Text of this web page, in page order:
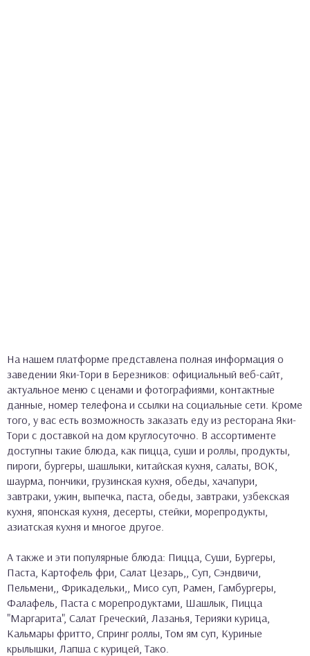
На нашем платформе представлена полная информация о
заведении Яки-Тори в Березников: официальный веб-сайт,
актуальное меню с ценами и фотографиями, контактные
данные, номер телефона и ссылки на социальные сети. Кроме
того, у вас есть возможность заказать еду из ресторана Яки-
Тори с доставкой на дом круглосуточно. В ассортименте
доступны такие блюда, как пицца, суши и роллы, продукты,
пироги, бургеры, шашлыки, китайская кухня, салаты, ВОК,
шаурма, пончики, грузинская кухня, обеды, хачапури,
завтраки, ужин, выпечка, паста, обеды, завтраки, узбекская
кухня, японская кухня, десерты, стейки, морепродукты,
азиатская кухня и многое другое.
А также и эти популярные блюда: Пицца, Суши, Бургеры,
Паста, Картофель фри, Салат Цезарь,, Суп, Сэндвичи,
Пельмени,, Фрикадельки,, Мисо суп, Рамен, Гамбургеры,
Фалафель, Паста с морепродуктами, Шашлык, Пицца
"Маргарита", Салат Греческий, Лазанья, Терияки курица,
Кальмары фритто, Спринг роллы, Том ям суп, Куриные
крылышки, Лапша с курицей, Тако.